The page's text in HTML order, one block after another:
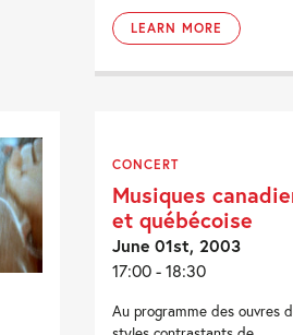
LEARN MORE
CONCERT
Musiques
et québécoise
June 01st, 2003
17:00 - 18:30
Au programme des ouvres